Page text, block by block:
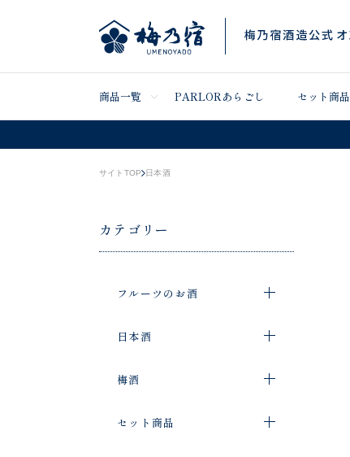
商品一覧 PARLORあらごし セット商品
サイトTOP 日本酒
カテゴリー
フルーツのお酒
日本酒
梅酒
セット商品